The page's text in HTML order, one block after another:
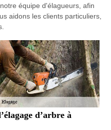
équipe d'élagueurs, afin
aidons les clients particuliers,
d’arbre à